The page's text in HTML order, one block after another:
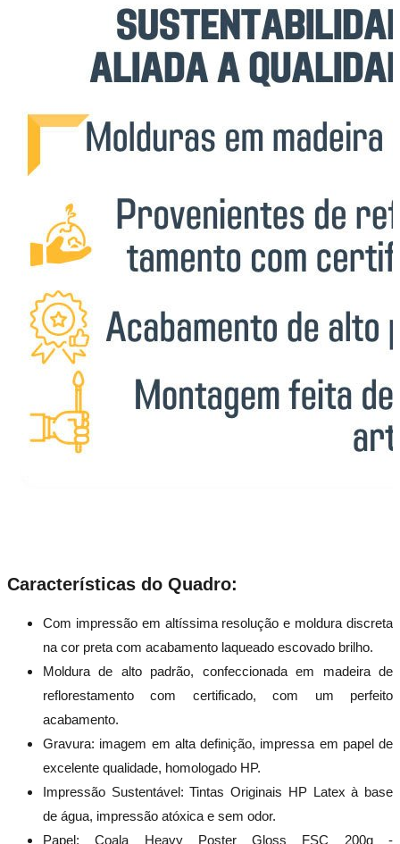
Características do Quadro:
Com impressão em altíssima resolução e moldura discreta
na cor preta com acabamento laqueado escovado brilho.
Moldura de alto padrão, confeccionada em madeira de
reflorestamento com certificado, com um perfeito
acabamento.
Gravura: imagem em alta definição, impressa em papel de
excelente qualidade, homologado HP.
Impressão Sustentável: Tintas Originais HP Latex à base
de água, impressão atóxica e sem odor.
Papel: Coala Heavy Poster Gloss FSC 200g -